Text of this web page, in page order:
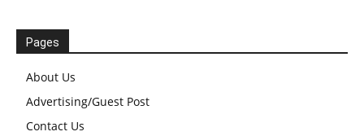
Pages
About Us
Advertising/Guest Post
Contact Us